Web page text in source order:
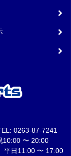
0263-87-7241
10:00 〜 20:00
平日11:00 〜 17:00